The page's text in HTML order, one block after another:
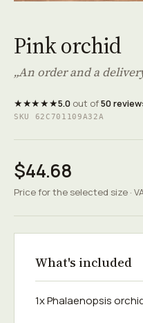
Pink orchid
„An order and a
★★★★★5.0out of50
SKU 62C701109A32A
$44.68
Price for the selected size ·
What's included
1x Phalaenopsis